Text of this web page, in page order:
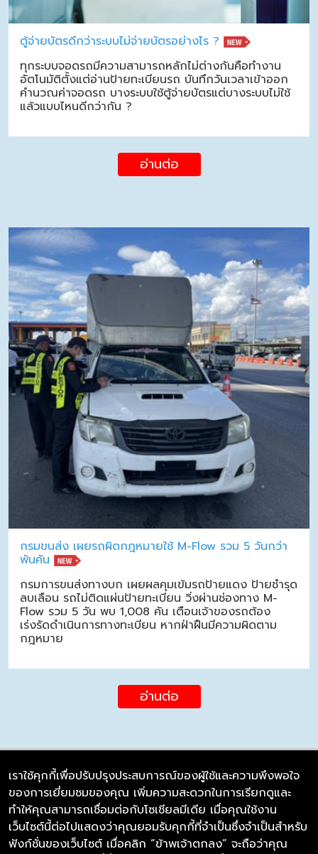
ตู้จ่ายบัตรดีกว่าระบบไม่จ่ายบัตรอย่างไร ?
ทุกระบบจอดรถมีความสามารถหลักไม่ต่างกันคือทำงาน
อัตโนมัติตั้งแต่อ่านป้ายทะเบียนรถ บันทึกวันเวลาเข้าออก
คำนวณค่าจอดรถ บางระบบใช้ตู้จ่ายบัตรแต่บางระบบไม่ใช้
แล้วแบบไหนดีกว่ากัน ?
อ่านต่อ
กรมขนส่ง เผยรถผิดกฎหมายใช้ M-Flow รวม 5 วันกว่า
พันคัน
กรมการขนส่งทางบก เผยผลคุมเข้มรถป้ายแดง ป้ายชำรุด
ลบเลือน รถไม่ติดแผ่นป้ายทะเบียน วิ่งผ่านช่องทาง M-
Flow รวม 5 วัน พบ 1,008 คัน เตือนเจ้าของรถต้อง
เร่งรัดดำเนินการทางทะเบียน หากฝ่าฝืนมีความผิดตาม
กฎหมาย
อ่านต่อ
บริษัท ซิมลิงค์ จำกัด
98/226 Bangrakyai-Baanmai Road,
Bangyai, Nonthaburi 11140
เราใช้คุกกี้เพื่อปรับปรุงประสบการณ์ของผู้ใช้และความพึงพอใจ
ของการเยี่ยมชมของคุณ เพิ่มความสะดวกในการเรียกดูและ
ทำให้คุณสามารถเชื่อมต่อกับโซเชียลมีเดีย เมื่อคุณใช้งาน
เว็บไซต์นี้ต่อไปแสดงว่าคุณยอมรับคุกกี้ที่จำเป็นซึ่งจำเป็นสำหรับ
ฟังก์ชั่นของเว็บไซต์ เมื่อคลิก “ข้าพเจ้าตกลง” จะถือว่าคุณ